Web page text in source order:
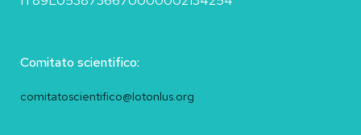
Comitato scientifico:
comitatoscientifico@lotonlus.org